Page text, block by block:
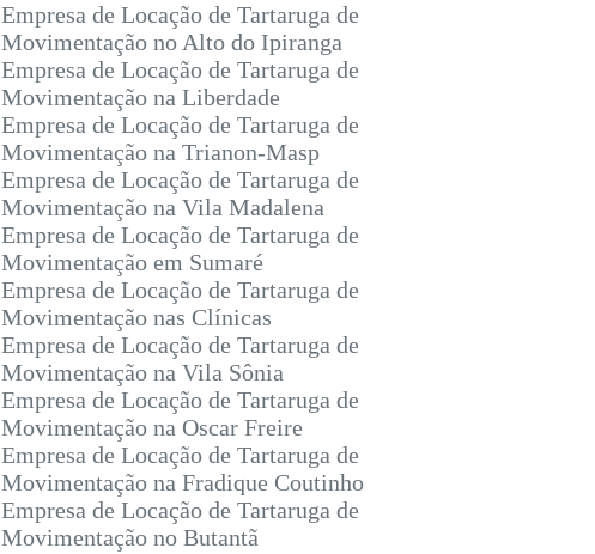
Empresa de Locação de Tartaruga de
Movimentação no Alto do Ipiranga
Empresa de Locação de Tartaruga de
Movimentação na Liberdade
Empresa de Locação de Tartaruga de
Movimentação na Trianon-Masp
Empresa de Locação de Tartaruga de
Movimentação na Vila Madalena
Empresa de Locação de Tartaruga de
Movimentação em Sumaré
Empresa de Locação de Tartaruga de
Movimentação nas Clínicas
Empresa de Locação de Tartaruga de
Movimentação na Vila Sônia
Empresa de Locação de Tartaruga de
Movimentação na Oscar Freire
Empresa de Locação de Tartaruga de
Movimentação na Fradique Coutinho
Empresa de Locação de Tartaruga de
Movimentação no Butantã